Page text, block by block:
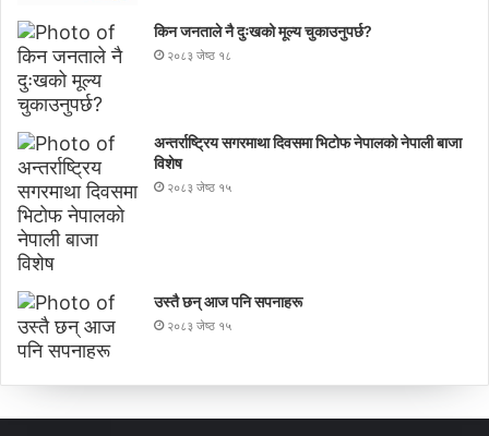
किन जनताले नै दुःखको मूल्य चुकाउनुपर्छ?
२०८३ जेष्ठ १८
अन्तर्राष्ट्रिय सगरमाथा दिवसमा भिटाेफ नेपालकाे नेपाली बाजा
विशेष
२०८३ जेष्ठ १५
उस्तै छन् आज पनि सपनाहरू
२०८३ जेष्ठ १५